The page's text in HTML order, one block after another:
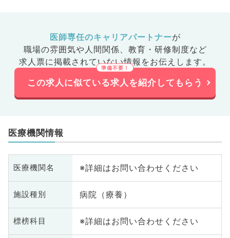
医師専任のキャリアパートナーが
職場の雰囲気や人間関係、 教育・研修制度など
求人票に掲載されていない情報をお伝えします。
この求人に似ている求人を紹介してもらう
医療機関情報
医療機関名 ※詳細はお問い合わせください
施設種別 病院（療養）
標榜科目 ※詳細はお問い合わせください